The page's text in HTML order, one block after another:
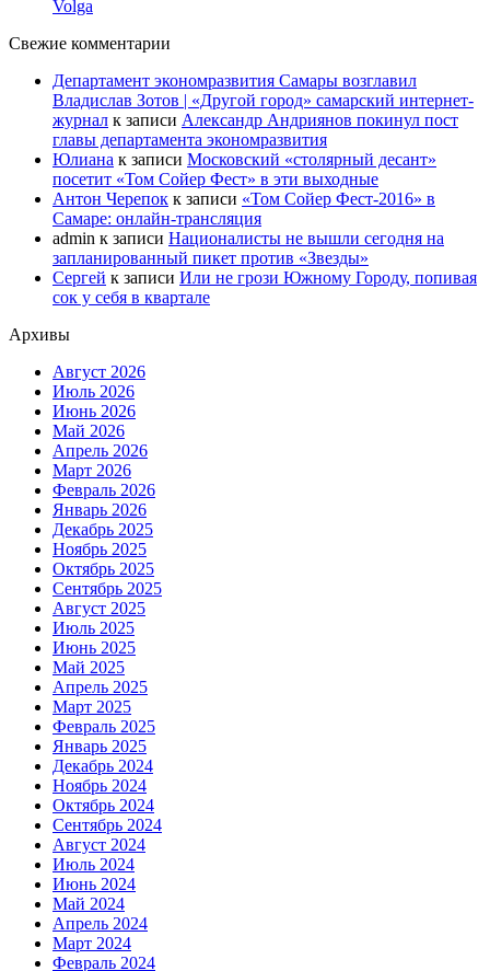
Volga
Свежие комментарии
Департамент экономразвития Самары возглавил
Владислав Зотов | «Другой город» самарский интернет-
журнал к записи Александр Андриянов покинул пост
главы департамента экономразвития
Юлиана к записи Московский «столярный десант»
посетит «Том Сойер Фест» в эти выходные
Антон Черепок к записи «Том Сойер Фест-2016» в
Самаре: онлайн-трансляция
admin к записи Националисты не вышли сегодня на
запланированный пикет против «Звезды»
Сергей к записи Или не грози Южному Городу, попивая
сок у себя в квартале
Архивы
Август 2026
Июль 2026
Июнь 2026
Май 2026
Апрель 2026
Март 2026
Февраль 2026
Январь 2026
Декабрь 2025
Ноябрь 2025
Октябрь 2025
Сентябрь 2025
Август 2025
Июль 2025
Июнь 2025
Май 2025
Апрель 2025
Март 2025
Февраль 2025
Январь 2025
Декабрь 2024
Ноябрь 2024
Октябрь 2024
Сентябрь 2024
Август 2024
Июль 2024
Июнь 2024
Май 2024
Апрель 2024
Март 2024
Февраль 2024